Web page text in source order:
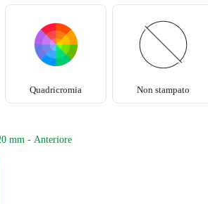
Quadricromia Non stampato
mm - Anteriore